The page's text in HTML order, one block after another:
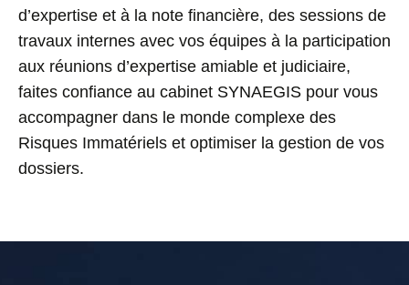
d’expertise et à la note financière, des sessions de
travaux internes avec vos équipes à la participation
aux réunions d’expertise amiable et judiciaire,
faites confiance au cabinet SYNAEGIS pour vous
accompagner dans le monde complexe des
Risques Immatériels et optimiser la gestion de vos
dossiers.